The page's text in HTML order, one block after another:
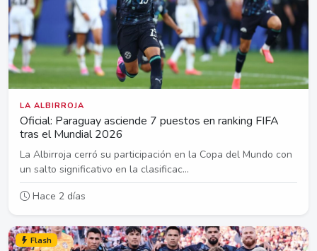
LA ALBIRROJA
Oficial: Paraguay asciende 7 puestos en ranking FIFA
tras el Mundial 2026
La Albirroja cerró su participación en la Copa del Mundo con
un salto significativo en la clasificac...
Hace 2 días
Flash